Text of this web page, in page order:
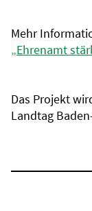
Mehr
„Ehrenamt
Das Projekt
Landtag